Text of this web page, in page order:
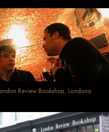
Review Bookshop, Londona